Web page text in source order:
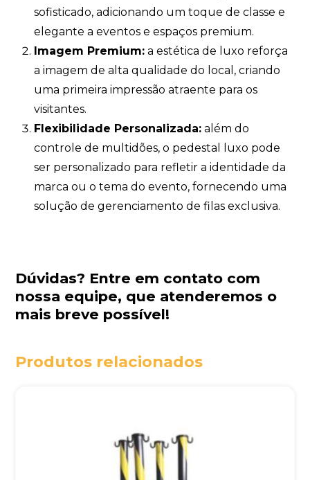
sofisticado, adicionando um toque de classe e
elegante a eventos e espaços premium.
Imagem Premium:a estética de luxo reforça
a imagem de alta qualidade do local, criando
uma primeira impressão atraente para os
visitantes.
Flexibilidade Personalizada:além do
controle de multidões, o pedestal luxo pode
ser personalizado para refletir a identidade da
marca ou o tema do evento, fornecendo uma
solução de gerenciamento de filas exclusiva.
Dúvidas? Entre em contato com
nossa equipe, que atenderemos o
mais breve possível!
Produtos relacionados